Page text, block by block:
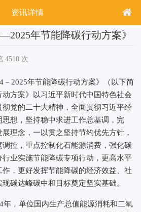
资讯详情
年节能降碳行动方案》
:4510 次
－2025年节能降碳行动方案》（以下简
方案》以习近平新时代中国特色社会
党的二十大精神，全面贯彻习近平经
想，坚持稳中求进工作总基调，完
理念，一以贯之坚持节约优先方针，
控，重点控制化石能源消费，强化碳
业实施节能降碳专项行动，更高水平
，更好发挥节能降碳的经济效益、社
碳达峰碳中和目标奠定坚实基础。
年，单位国内生产总值能源消耗和二氧